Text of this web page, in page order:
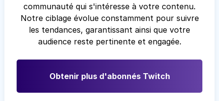
communauté qui s'intéresse à votre contenu.
Notre ciblage évolue constamment pour suivre
les tendances, garantissant ainsi que votre
audience reste pertinente et engagée.
Obtenir plus d'abonnés Twitch